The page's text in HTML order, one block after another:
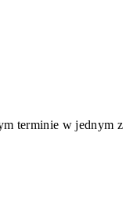
terminie w jednym z